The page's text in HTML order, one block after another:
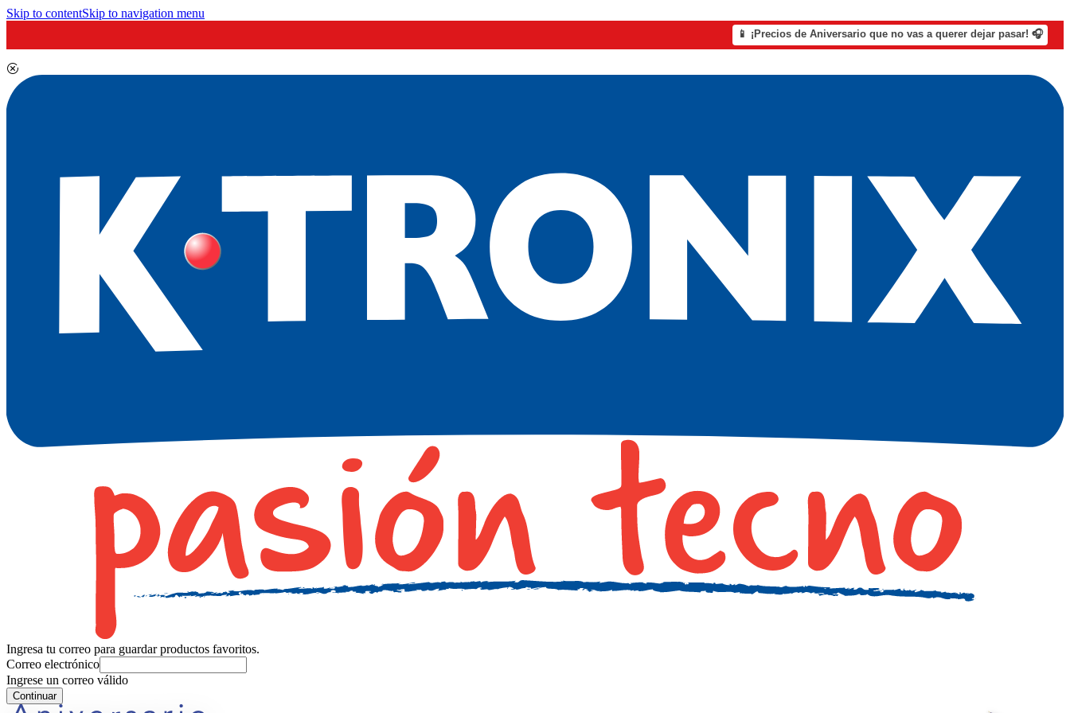
Skip to contentSkip to navigation menu
📱 ¡Precios de Aniversario que no vas a querer dejar pasar! 🎧
Ingresa tu correo para guardar productos favoritos.
Correo electrónico
Ingrese un correo válido
Continuar